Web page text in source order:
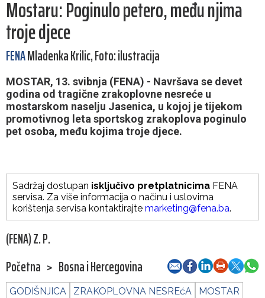
Mostaru: Poginulo petero, među njima
troje djece
FENAMladenka Krilic, Foto: ilustracija
MOSTAR, 13. svibnja (FENA) - Navršava se devet
godina od tragične zrakoplovne nesreće u
mostarskom naselju Jasenica, u kojoj je tijekom
promotivnog leta sportskog zrakoplova poginulo
pet osoba, među kojima troje djece.
Sadržaj dostupan isključivo pretplatnicima FENA
servisa. Za više informacija o načinu i uslovima
korištenja servisa kontaktirajte marketing@fena.ba.
(FENA) Z. P.
Početna > Bosna i Hercegovina
GODIŠNJICA ZRAKOPLOVNA NESREćA MOSTAR